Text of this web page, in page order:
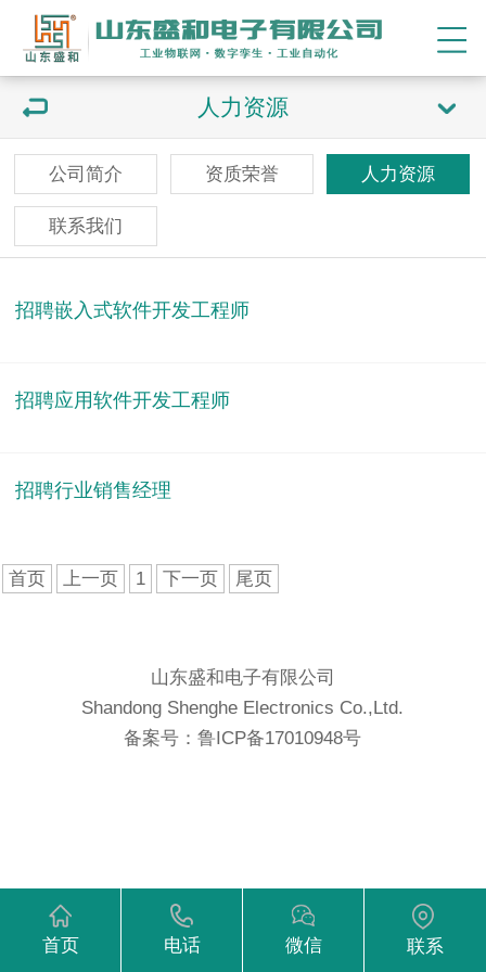
人力资源
公司简介 资质荣誉 人力资源
联系我们
招聘嵌入式软件开发工程师
招聘应用软件开发工程师
招聘行业销售经理
首页 上一页 1 下一页 尾页
山东盛和电子有限公司
Shandong Shenghe Electronics Co.,Ltd.
备案号：鲁ICP备17010948号
首页 电话 微信 联系